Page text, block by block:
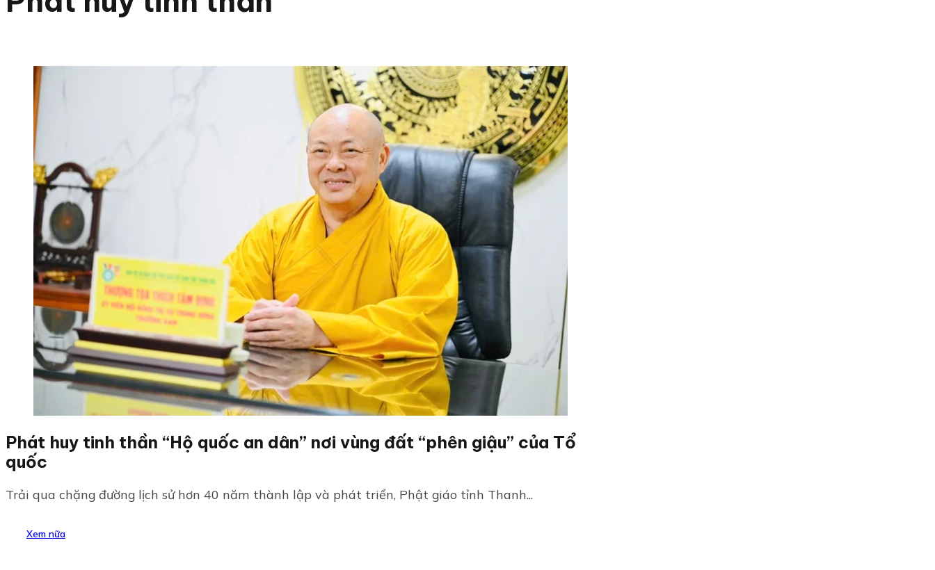
Phát huy tinh thần “Hộ quốc an dân” nơi vùng đất “phên giậu” của Tổ
quốc
Trải qua chặng đường lịch sử hơn 40 năm thành lập và phát triển, Phật giáo tỉnh Thanh...
Xem nữa